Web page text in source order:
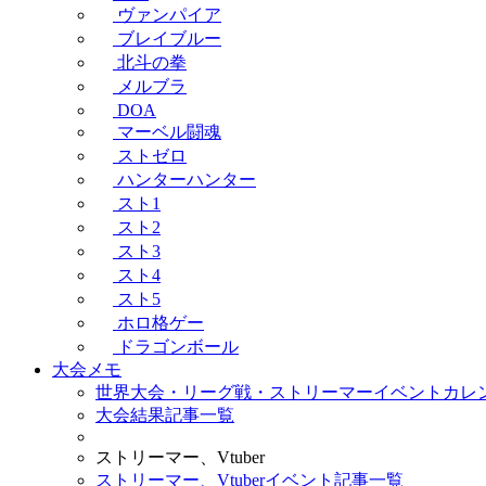
ヴァンパイア
ブレイブルー
北斗の拳
メルブラ
DOA
マーベル闘魂
ストゼロ
ハンターハンター
スト1
スト2
スト3
スト4
スト5
ホロ格ゲー
ドラゴンボール
大会メモ
世界大会・リーグ戦・ストリーマーイベントカレ
大会結果記事一覧
ストリーマー、Vtuber
ストリーマー、Vtuberイベント記事一覧